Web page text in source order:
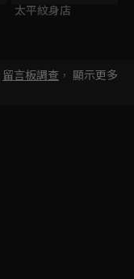
太平紋身店
留言板調查 ， 顯示更多